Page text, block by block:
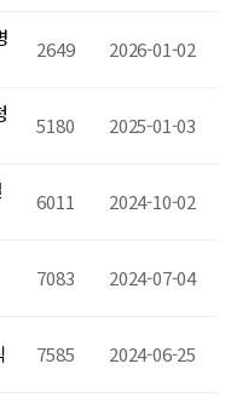
2649 2026-01-02
5180 2025-01-03
6011 2024-10-02
7083 2024-07-04
7585 2024-06-25